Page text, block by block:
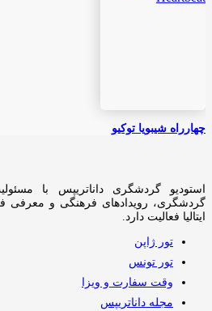
چهارراه شیبویا توکیو
استودیو گردشگری داناتریپس با
گردشگری، رویدادهای فرهنگی و معرفی
ایتالیا فعالیت دارد.
تور ژاپن
تور تونس
وقت سفارت و ویزا
مجله داناتریپس